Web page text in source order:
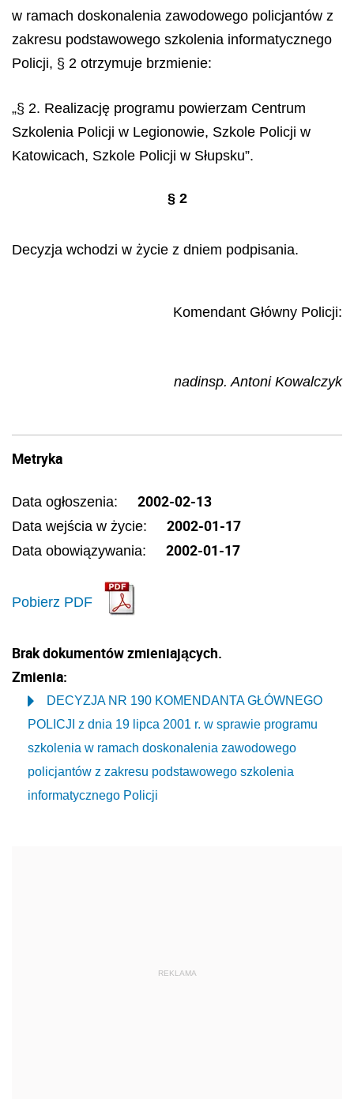
w ramach doskonalenia zawodowego policjantów z
zakresu podstawowego szkolenia informatycznego
Policji, § 2 otrzymuje brzmienie:
„§ 2. Realizację programu powierzam Centrum
Szkolenia Policji w Legionowie, Szkole Policji w
Katowicach, Szkole Policji w Słupsku”.
§ 2
Decyzja wchodzi w życie z dniem podpisania.
Komendant Główny Policji:
nadinsp. Antoni Kowalczyk
Metryka
Data ogłoszenia: 2002-02-13
Data wejścia w życie: 2002-01-17
Data obowiązywania: 2002-01-17
Pobierz PDF
Brak dokumentów zmieniających.
Zmienia:
DECYZJA NR 190 KOMENDANTA GŁÓWNEGO
POLICJI z dnia 19 lipca 2001 r. w sprawie programu
szkolenia w ramach doskonalenia zawodowego
policjantów z zakresu podstawowego szkolenia
informatycznego Policji